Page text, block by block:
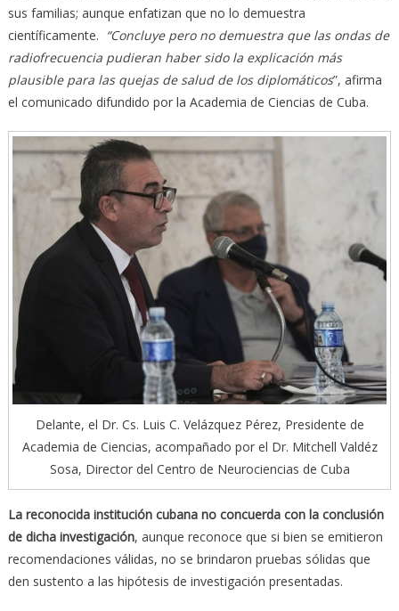
sus familias; aunque enfatizan que no lo demuestra
científicamente. “Concluye pero no demuestra que las ondas de
radiofrecuencia pudieran haber sido la explicación más
plausible para las quejas de salud de los diplomáticos”, afirma
el comunicado difundido por la Academia de Ciencias de Cuba.
Delante, el Dr. Cs. Luis C. Velázquez Pérez, Presidente de
Academia de Ciencias, acompañado por el Dr. Mitchell Valdéz
Sosa, Director del Centro de Neurociencias de Cuba
La reconocida institución cubana no concuerda con la conclusión
de dicha investigación, aunque reconoce que si bien se emitieron
recomendaciones válidas, no se brindaron pruebas sólidas que
den sustento a las hipótesis de investigación presentadas.